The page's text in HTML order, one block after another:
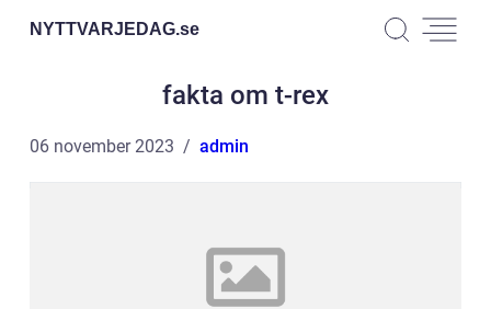
NYTTVARJEDAG.se
fakta om t-rex
06 november 2023 admin